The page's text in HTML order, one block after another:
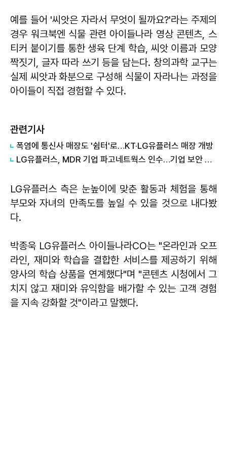
예를 들어 '씨앗은 자라서 무엇이 될까요?'라는 주제의
경우 워크북엔 식물 관련 아이들나라 영상 콘텐츠, 스
티커 붙이기를 통한 생육 단계 학습, 씨앗 이름과 모양
짝짓기, 글자 따라 쓰기 등을 담는다. 창의과학 교구는
실제 씨앗과 화분으로 구성해 식물이 자라나는 과정을
아이들이 직접 경험할 수 있다.
관련기사
폭염에 통신사 매장도 '쉼터'로…KT·LG유플러스 매장 개방
LG유플러스, MDR 기업 파고네트웍스 인수…기업 보안 사업 강화
LG유플러스 측은 눈높이에 맞춘 활동과 체험을 통해
부모와 자녀의 만족도를 높일 수 있을 것으로 내다봤
다.
박종욱 LG유플러스 아이들나라CO는 "온라인과 오프
라인, 재미와 학습을 결합한 서비스를 제공하기 위해
양사의 학습 상품을 연계했다"며 "콘텐츠 시청에서 그
치지 않고 재미와 유익함을 배가할 수 있는 고객 경험
을 지속 강화할 것"이라고 말했다.